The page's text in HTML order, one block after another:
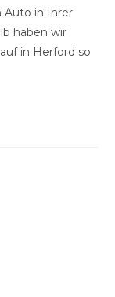
Auto in Ihrer
haben wir
in Herford so